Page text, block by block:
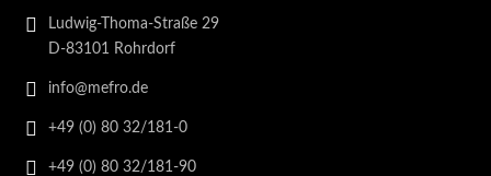
Ludwig-Thoma-Straße 29
D-83101 Rohrdorf
info@mefro.de
+49 (0) 80 32/181-0
+49 (0) 80 32/181-90